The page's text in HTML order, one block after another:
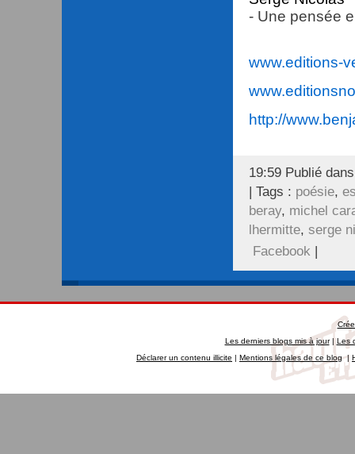
- Une pensée
www.editions-
http://
19:59 Publié
| Tags : poésie,
beray, michel
lhermitte, serge
Facebook |
Les derniers blogs mis à jour|
Les
Déclarer un contenu illicite
Mentions légales de ce blog|